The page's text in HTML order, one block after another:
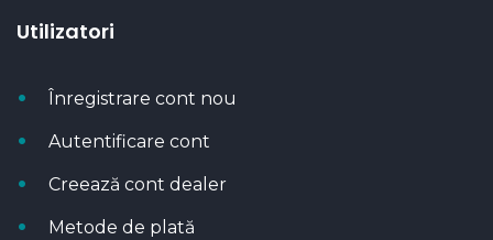
Utilizatori
Înregistrare cont nou
Autentificare cont
Creează cont dealer
Metode de plată